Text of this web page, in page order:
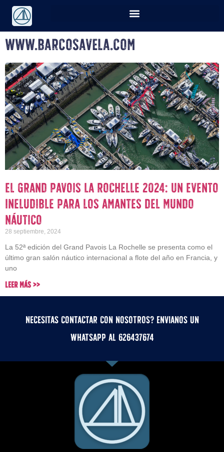
www.barcosavela.com
El Grand Pavois La Rochelle 2024: Un Evento
Ineludible para los Amantes del Mundo
Náutico
28 septiembre, 2024
La 52ª edición del Grand Pavois La Rochelle se presenta como el
último gran salón náutico internacional a flote del año en Francia, y
uno
Leer Más >>
Necesitas contactar con nosotros? Envianos un
whatsApp al 626437674